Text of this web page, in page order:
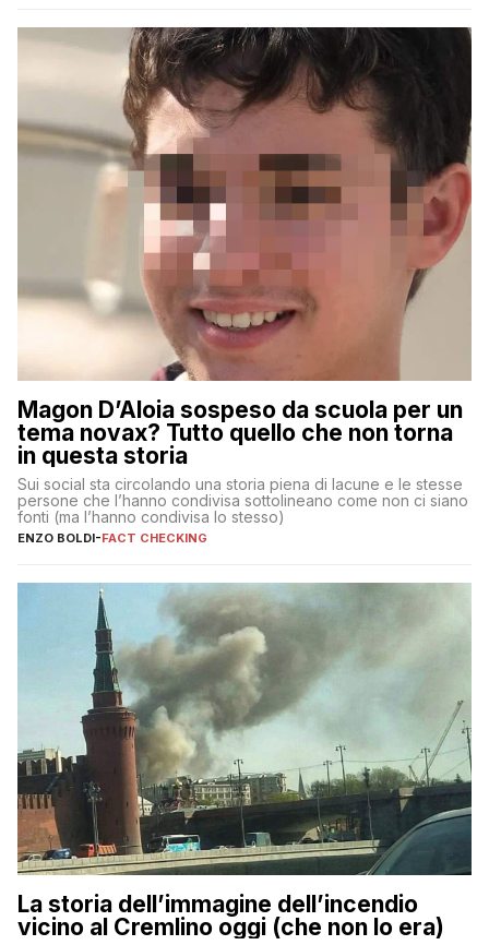
Magon D’Aloia sospeso da scuola per un
tema novax? Tutto quello che non torna
in questa storia
Sui social sta circolando una storia piena di lacune e le stesse
persone che l’hanno condivisa sottolineano come non ci siano
fonti (ma l’hanno condivisa lo stesso)
ENZO BOLDI-FACT CHECKING
La storia dell’immagine dell’incendio
vicino al Cremlino oggi (che non lo era)